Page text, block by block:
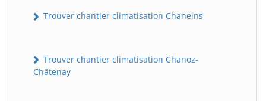
Trouver chantier climatisation Chaneins
Trouver chantier climatisation Chanoz-
Châtenay